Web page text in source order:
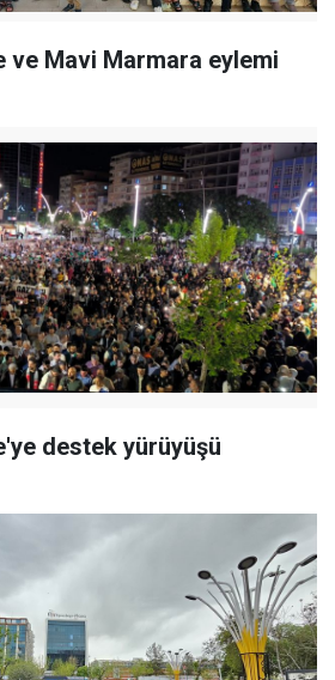
ve Mavi Marmara eylemi
destek yürüyüşü